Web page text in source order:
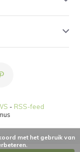
- RSS-feed
met het gebruik van